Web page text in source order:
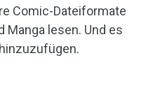
Comic-Dateiformate
Manga lesen. Und es